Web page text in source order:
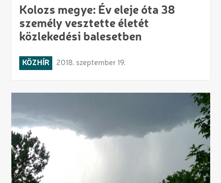
Kolozs megye: Év eleje óta 38
személy vesztette életét
közlekedési balesetben
KÖZHÍR 2018. szeptember 19.